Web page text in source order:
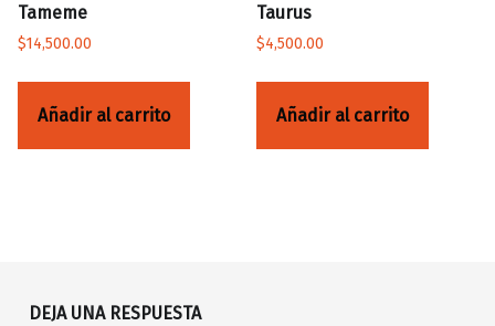
Tameme
$14,500.00
Añadir al carrito
Taurus
$4,500.00
Añadir al carrito
DEJA UNA RESPUESTA